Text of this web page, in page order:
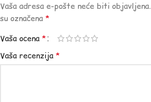
Vaša adresa e-pošte neće biti objavljena.
su označena *
Vaša ocena *
Vaša recenzija *